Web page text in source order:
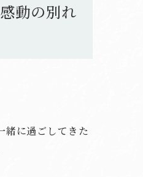
動の別れ
緒に過ごしてきた